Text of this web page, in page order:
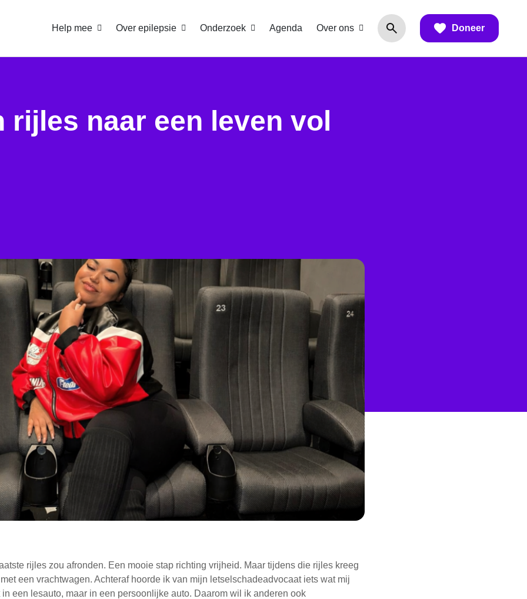
Help mee Over epilepsie Onderzoek Agenda Over ons Doneer
rijles naar een leven vol
rijles zou afronden. Een mooie stap richting vrijheid. Maar tijdens die rijles kreeg
een vrachtwagen. Achteraf hoorde ik van mijn letselschadeadvocaat iets wat mij
een lesauto, maar in een persoonlijke auto. Daarom wil ik anderen ook